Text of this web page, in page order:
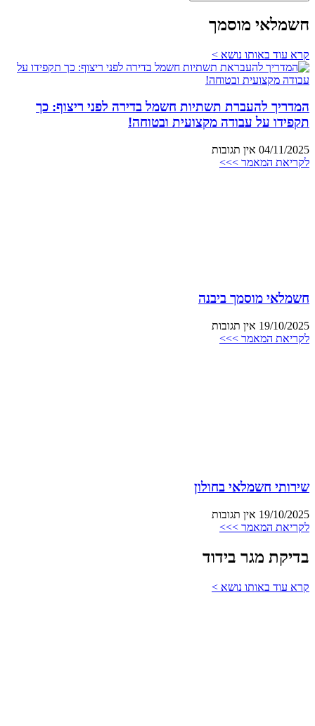
חשמלאי מוסמך
קרא עוד באותו נושא >
המדריך להעברת תשתיות חשמל בדירה לפני ריצוף: כך
תקפידו על עבודה מקצועית ובטוחה!
04/11/2025 אין תגובות
לקריאת המאמר >>>
חשמלאי מוסמך ביבנה
19/10/2025 אין תגובות
לקריאת המאמר >>>
שירותי חשמלאי בחולון
19/10/2025 אין תגובות
לקריאת המאמר >>>
בדיקת מגר בידוד
קרא עוד באותו נושא >